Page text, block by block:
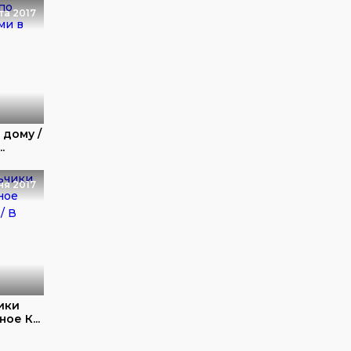
2017
дому /
2017
К...